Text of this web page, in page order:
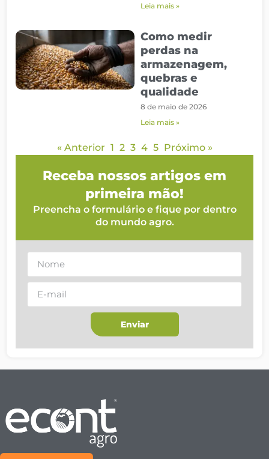
Leia mais »
Como medir
perdas na
armazenagem,
quebras e
qualidade
8 de maio de 2026
Leia mais »
« Anterior 1 2 3 4 5 Próximo »
Receba nossos artigos em
primeira mão!
Preencha o formulário e fique por dentro
do mundo agro.
Enviar